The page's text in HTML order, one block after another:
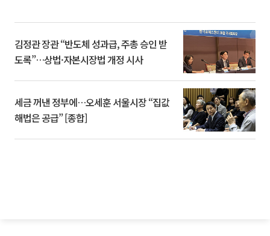
김정관 장관 “반도체 성과급, 주총 승인 받
도록”…상법·자본시장법 개정 시사
세금 꺼낸 정부에…오세훈 서울시장 “집값
해법은 공급” [종합]